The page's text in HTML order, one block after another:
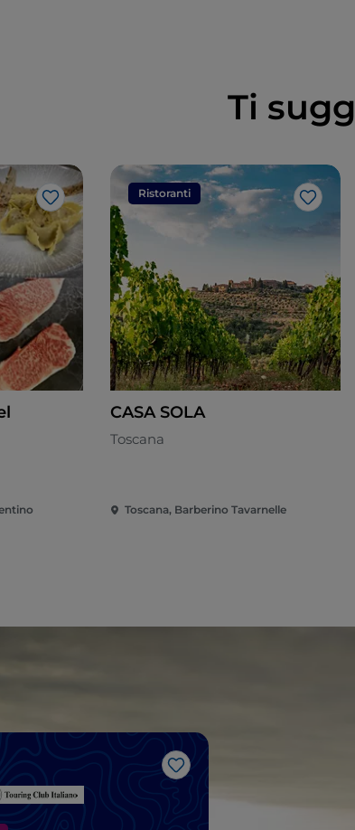
Ti
Like
Ristoranti
Like
CASA SOLA
Toscana
Toscana, Barberino Tavarnelle
Like